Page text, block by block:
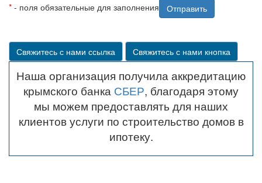
* - поля обязательные для заполнения
Свяжитесь с нами ссылка Свяжитесь с нами кнопка
Наша организация получила аккредитацию
крымского банка СБЕР, благодаря этому
мы можем предоставлять для наших
клиентов услуги по строительство домов в
ипотеку.